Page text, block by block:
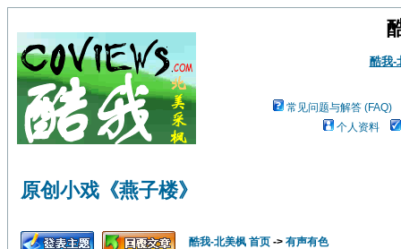
酷我-
常见问题与解答 (FAQ)
个人资料
原创小戏《燕子楼》
酷我-北美枫 首页 -> 有声有色